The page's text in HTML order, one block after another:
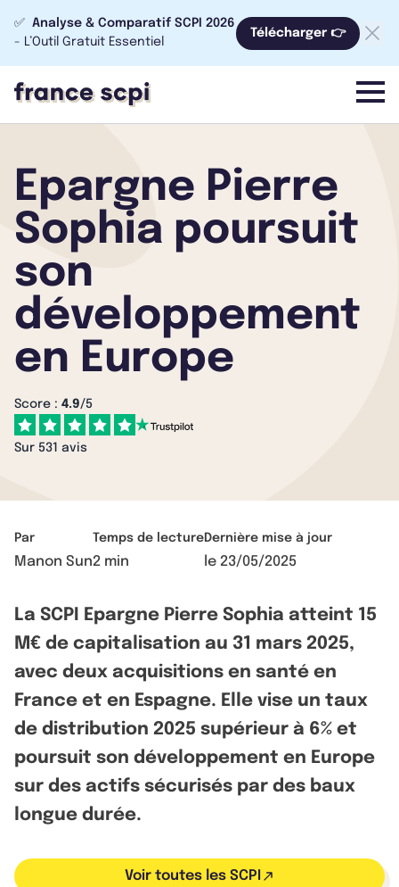
✅ Analyse & Comparatif SCPI 2026
- L’Outil Gratuit Essentiel
Télécharger 👉
menu
Epargne Pierre
Sophia poursuit
son
développement
en Europe
Score : 4.9/5
Sur 531 avis
Par
Manon Sun
Temps de lecture
2 min
Dernière mise à jour
le 23/05/2025
La SCPI Epargne Pierre Sophia atteint 15
M€ de capitalisation au 31 mars 2025,
avec deux acquisitions en santé en
France et en Espagne. Elle vise un taux
de distribution 2025 supérieur à 6% et
poursuit son développement en Europe
sur des actifs sécurisés par des baux
longue durée.
Voir toutes les SCPI